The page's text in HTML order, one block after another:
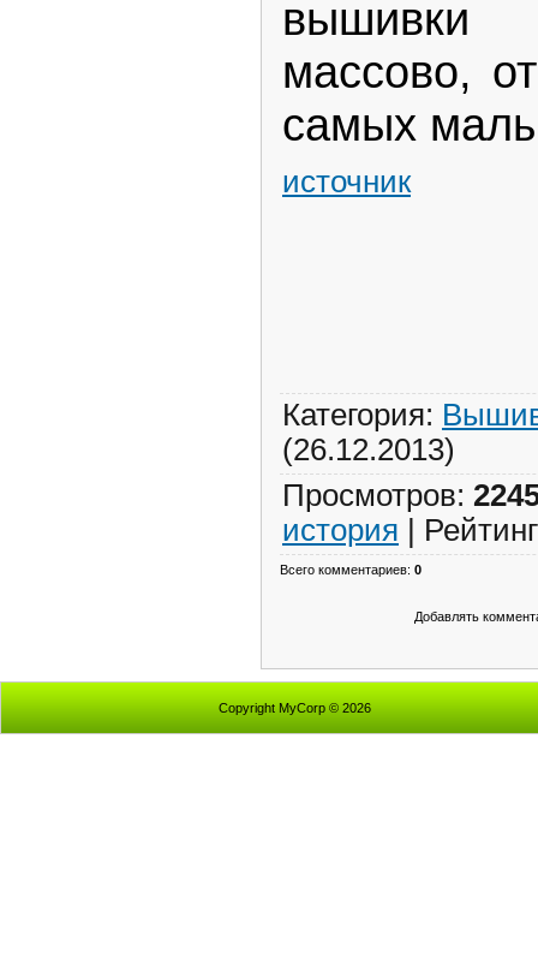
вышивки
массово,
самых
источник
Категория:
(26.12.2013)
Просмотров:
история | Рейтинг
Всего комментариев: 0
Добавлять
Copyright MyCorp © 2026